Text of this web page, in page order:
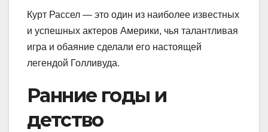
Курт Рассел — это один из наиболее известных
и успешных актеров Америки, чья талантливая
игра и обаяние сделали его настоящей
легендой Голливуда.
Ранние годы и
детство